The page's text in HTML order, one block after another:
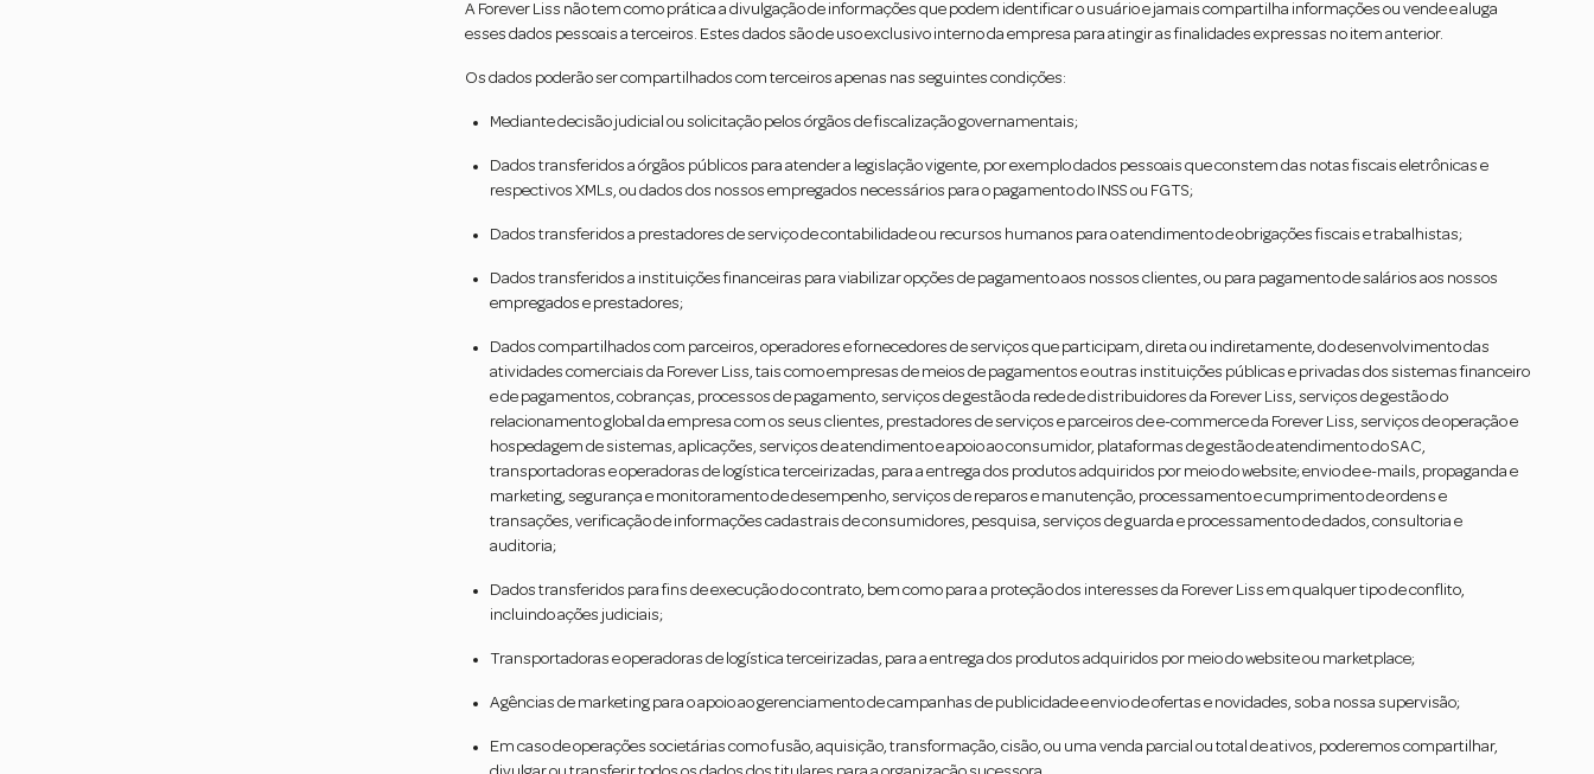
A Forever Liss não tem como prática a divulgação de informações que podem identificar o usuário e jamais compartilha informações ou vende e aluga
esses dados pessoais a terceiros. Estes dados são de uso exclusivo interno da empresa para atingir as finalidades expressas no item anterior.
Os dados poderão ser compartilhados com terceiros apenas nas seguintes condições:
Mediante decisão judicial ou solicitação pelos órgãos de fiscalização governamentais;
Dados transferidos a órgãos públicos para atender a legislação vigente, por exemplo dados pessoais que constem das notas fiscais eletrônicas e
respectivos XMLs, ou dados dos nossos empregados necessários para o pagamento do INSS ou FGTS;
Dados transferidos a prestadores de serviço de contabilidade ou recursos humanos para o atendimento de obrigações fiscais e trabalhistas;
Dados transferidos a instituições financeiras para viabilizar opções de pagamento aos nossos clientes, ou para pagamento de salários aos nossos
empregados e prestadores;
Dados compartilhados com parceiros, operadores e fornecedores de serviços que participam, direta ou indiretamente, do desenvolvimento das
atividades comerciais da Forever Liss, tais como empresas de meios de pagamentos e outras instituições públicas e privadas dos sistemas financeiro
e de pagamentos, cobranças, processos de pagamento, serviços de gestão da rede de distribuidores da Forever Liss, serviços de gestão do
relacionamento global da empresa com os seus clientes, prestadores de serviços e parceiros de e-commerce da Forever Liss, serviços de operação e
hospedagem de sistemas, aplicações, serviços de atendimento e apoio ao consumidor, plataformas de gestão de atendimento do SAC,
transportadoras e operadoras de logística terceirizadas, para a entrega dos produtos adquiridos por meio do website; envio de e-mails, propaganda e
marketing, segurança e monitoramento de desempenho, serviços de reparos e manutenção, processamento e cumprimento de ordens e
transações, verificação de informações cadastrais de consumidores, pesquisa, serviços de guarda e processamento de dados, consultoria e
auditoria;
Dados transferidos para fins de execução do contrato, bem como para a proteção dos interesses da Forever Liss em qualquer tipo de conflito,
incluindo ações judiciais;
Transportadoras e operadoras de logística terceirizadas, para a entrega dos produtos adquiridos por meio do website ou marketplace;
Agências de marketing para o apoio ao gerenciamento de campanhas de publicidade e envio de ofertas e novidades, sob a nossa supervisão;
Em caso de operações societárias como fusão, aquisição, transformação, cisão, ou uma venda parcial ou total de ativos, poderemos compartilhar,